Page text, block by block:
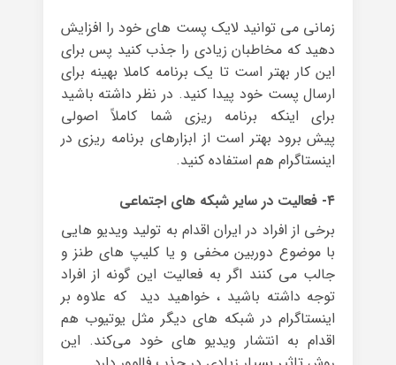
زمانی می توانید لایک پست های خود را افزایش
دهید که مخاطبان زیادی را جذب کنید پس برای
این کار بهتر است تا یک برنامه کاملا بهینه برای
ارسال پست خود پیدا کنید. در نظر داشته باشید
برای اینکه برنامه ریزی شما کاملاً اصولی
پیش برود بهتر است از ابزارهای برنامه ریزی در
اینستاگرام هم استفاده کنید.
۴- فعالیت در سایر شبکه های اجتماعی
برخی از افراد در ایران اقدام به تولید ویدیو هایی
با موضوع دوربین مخفی و یا کلیپ های طنز و
جالب می کنند اگر به فعالیت این گونه از افراد
توجه داشته باشید ، خواهید دید که علاوه بر
اینستاگرام در شبکه های دیگر مثل یوتیوب هم
اقدام به انتشار ویدیو های خود می‌کند. این